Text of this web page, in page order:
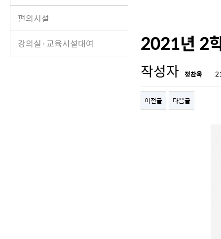
편의시설
강의실·교육시설대여
2021년 2
작성자 정찬욱
이전글 다음글